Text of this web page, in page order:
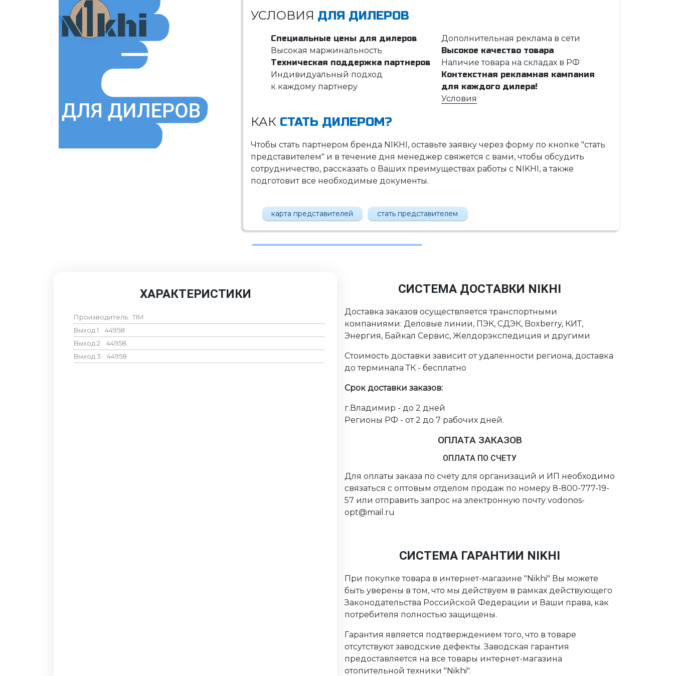
УСЛОВИЯ ДЛЯ ДИЛЕРОВ
Специальные цены для дилеров
Дополнительная реклама в сети
Высокая маржинальность
Высокое качество товара
Техническая поддержка партнеров
Наличие товара на складах в РФ
Индивидуальный подход
к каждому партнеру
Контекстная рекламная кампания
для каждого дилера!
Условия
КАКСТАТЬ ДИЛЕРОМ?
Чтобы стать партнером бренда NIKHI, оставьте заявку через форму по кнопке "стать
представителем" и в течение дня менеджер свяжется с вами, чтобы обсудить
сотрудничество, рассказать о Ваших преимуществах работы с NIKHI, а также
подготовит все необходимые документы.
карта представителей стать представителем
ХАРАКТЕРИСТИКИ
Производитель TIM
Выход 1
44958
Выход 2
44958
Выход 3
44958
СИСТЕМА ДОСТАВКИ NIKHI
Доставка заказов осуществляется транспортными
компаниями: Деловые линии, ПЭК, СДЭК, Boxberry, КИТ,
Энергия, Байкал Сервис, Желдорэкспедиция и другими
Стоимость доставки зависит от удаленности региона, доставка
до терминала ТК - бесплатно
Срок доставки заказов:
г.Владимир - до 2 дней
Регионы РФ - от 2 до 7 рабочих дней.
ОПЛАТА ЗАКАЗОВ
ОПЛАТА ПО СЧЕТУ
Для оплаты заказа по счету для организаций и ИП необходимо
связаться с оптовым отделом продаж по номеру 8-800-777-19-
57 или отправить запрос на электронную почту vodonos-
opt@mail.ru
СИСТЕМА ГАРАНТИИ NIKHI
При покупке товара в интернет-магазине "Nikhi" Вы можете
быть уверены в том, что мы действуем в рамках действующего
Законодательства Российской Федерации и Ваши права, как
потребителя полностью защищены.
Гарантия является подтверждением того, что в товаре
отсутствуют заводские дефекты. Заводская гарантия
предоставляется на все товары интернет-магазина
отопительной техники "Nikhi".